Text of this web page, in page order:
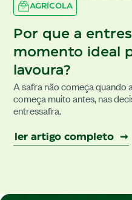
AGRÍCOLA
Por que a
momento ideal
lavoura?
A safra não começa quando
começa muito antes, nas
entressafra.
ler artigo completo ➞